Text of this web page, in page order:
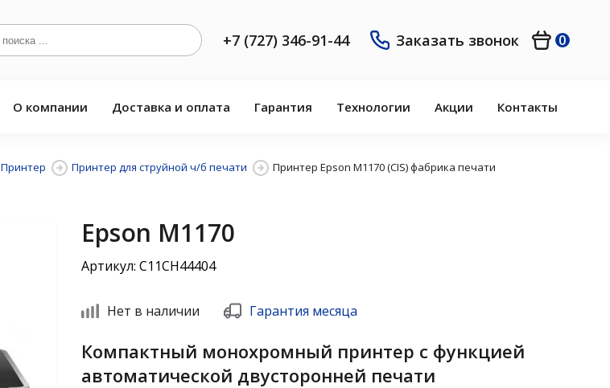
+7 (727) 346-91-44 Заказать звонок 0
О компании Доставка и оплата Гарантия Технологии Акции Контакты
Принтер Принтер для струйной ч/б печати Принтер Epson M1170 (CIS) фабрика печати
Epson M1170
Артикул: C11CH44404
Нет в наличии Гарантия месяца
Компактный монохромный принтер с функцией
автоматической двусторонней печати